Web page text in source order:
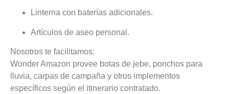
Linterna con baterías adicionales.
Artículos de aseo personal.
Nosotros te facilitamos:
Wonder Amazon provee botas de jebe, ponchos para
lluvia, carpas de campaña y otros implementos
específicos según el itinerario contratado.